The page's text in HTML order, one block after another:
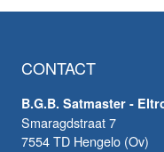
CONTACT
B.G.B. Satmaster -
Smaragdstraat 7
7554 TD Hengelo (Ov)